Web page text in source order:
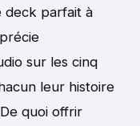
deck parfait à
sur les cinq
leur histoire
quoi offrir